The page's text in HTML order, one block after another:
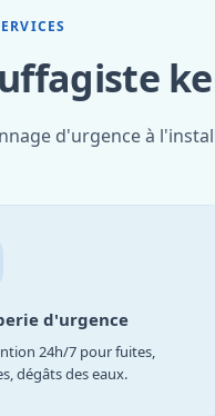
d'urgence à
d'urgence
24h/7 pour fuites,
dégâts des eaux.